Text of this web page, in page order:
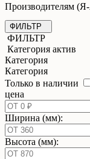
Производителям
ФИЛЬТР
ФИЛЬТР
Категория актив
Категория
Категория
Только в наличии
цена
Ширина (мм):
Высота (мм):